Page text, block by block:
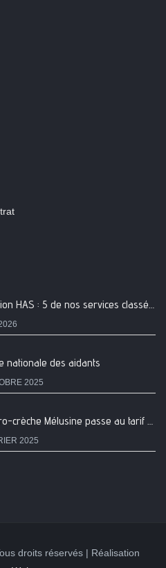
Evaluation HAS : 5 de nos services classés A
nationale des aidants
2025
La micro-crèche Mélusine passe au tarif de la PSU !
2025
droits réservés | Réalisation